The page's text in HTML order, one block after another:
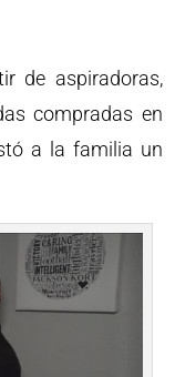
de aspiradoras,
compradas en
a la familia un